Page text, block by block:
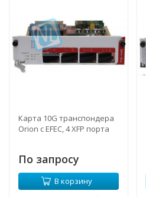
Карта 10G транспондера
Orion с EFEC, 4 XFP порта
По запросу
В корзину